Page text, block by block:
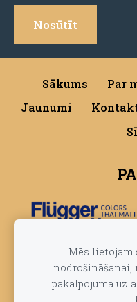
Sākums Par
Jaunumi
Mēs lietojam
pakalpojuma